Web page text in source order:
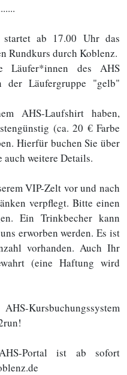
ab 17.00 Uhr das
Rundkurs durch Koblenz.
Läufer*innen des AHS
der Läufergruppe "gelb"
AHS-Laufshirt haben,
(ca. 20 € Farbe
Hierfür buchen Sie über
weitere Details.
VIP-Zelt vor und nach
verpflegt. Bitte einen
Ein Trinkbecher kann
erworben werden. Es ist
vorhanden. Auch Ihr
(eine Haftung wird
Kursbuchungssystem
Portal ist ab sofort